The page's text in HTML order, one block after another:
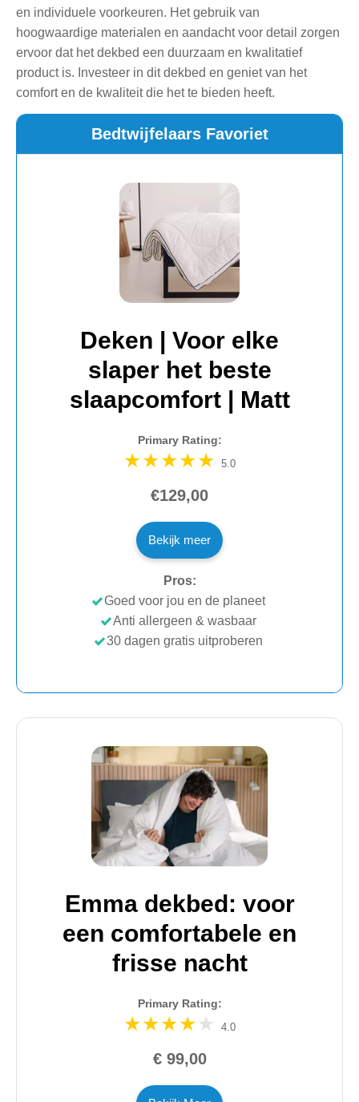
en individuele voorkeuren. Het gebruik van
hoogwaardige materialen en aandacht voor detail zorgen
ervoor dat het dekbed een duurzaam en kwalitatief
product is. Investeer in dit dekbed en geniet van het
comfort en de kwaliteit die het te bieden heeft.
Bedtwijfelaars Favoriet
Deken | Voor elke
slaper het beste
slaapcomfort | Matt
Primary Rating:
5.0
€129,00
Bekijk meer
Pros:
Goed voor jou en de planeet
Anti allergeen & wasbaar
30 dagen gratis uitproberen
Emma dekbed: voor
een comfortabele en
frisse nacht
Primary Rating:
4.0
€ 99,00